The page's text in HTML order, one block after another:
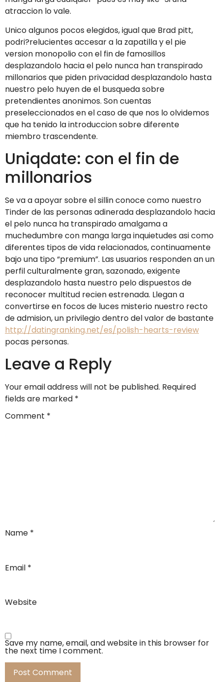
atraccion lo vale.
Unico algunos pocos elegidos, igual que Brad pitt,
podri?relucientes accesar a la zapatilla y el pie
version monopolio con el fin de famosillos
desplazandolo hacia el pelo nunca han transpirado
millonarios que piden privacidad desplazandolo hasta
nuestro pelo huyen de el busqueda sobre
pretendientes anonimos. Son cuentas
preseleccionados en el caso de que nos lo olvidemos
que ha tenido la introduccion sobre diferente
miembro trascendente.
Uniqdate: con el fin de
millonarios
Se va a apoyar sobre el silli­n conoce como nuestro
Tinder de las personas adinerada desplazandolo hacia
el pelo nunca ha transpirado amalgama a
muchedumbre con manga larga inquietudes asi­ como
diferentes tipos de vida relacionados, continuamente
bajo una tipo “premium”. Las usuarios responden an un
perfil culturalmente gran, sazonado, exigente
desplazandolo hasta nuestro pelo dispuestos de
reconocer multitud recien estrenada. Llegan a
convertirse en focos de luces misterio nuestro recto
de admision, un privilegio dentro del valor de bastante
http://datingranking.net/es/polish-hearts-review
pocas personas.
Leave a Reply
Your email address will not be published. Required
fields are marked *
Comment *
Name *
Email *
Website
Save my name, email, and website in this browser for
the next time I comment.